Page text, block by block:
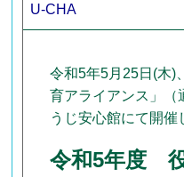
U-CHA
令和5年5月25日(木)
育アライアンス」（
うじ安心館にて開催
令和5年度